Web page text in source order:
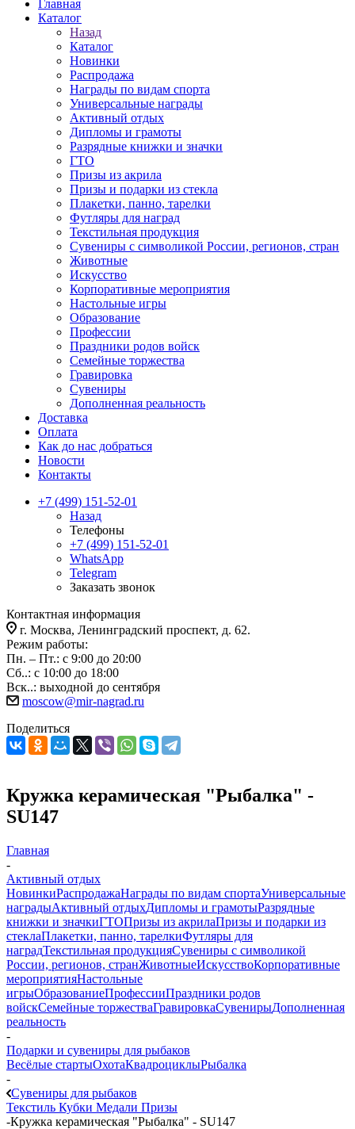
Главная
Каталог
Назад
Каталог
Новинки
Распродажа
Награды по видам спорта
Универсальные награды
Активный отдых
Дипломы и грамоты
Разрядные книжки и значки
ГТО
Призы из акрила
Призы и подарки из стекла
Плакетки, панно, тарелки
Футляры для наград
Текстильная продукция
Сувениры с символикой России, регионов, стран
Животные
Искусство
Корпоративные мероприятия
Настольные игры
Образование
Профессии
Праздники родов войск
Семейные торжества
Гравировка
Сувениры
Дополненная реальность
Доставка
Оплата
Как до нас добраться
Новости
Контакты
+7 (499) 151-52-01
Назад
Телефоны
+7 (499) 151-52-01
WhatsApp
Telegram
Заказать звонок
Контактная информация
г. Москва, Ленинградский проспект, д. 62.
Режим работы:
Пн. – Пт.: с 9:00 до 20:00
Сб..: с 10:00 до 18:00
Вск..: выходной до сентября
moscow@mir-nagrad.ru
Поделиться
Кружка керамическая "Рыбалка" -
SU147
Главная
-
Активный отдых
НовинкиРаспродажаНаграды по видам спортаУниверсальные
наградыАктивный отдыхДипломы и грамотыРазрядные
книжки и значкиГТОПризы из акрилаПризы и подарки из
стеклаПлакетки, панно, тарелкиФутляры для
наградТекстильная продукцияСувениры с символикой
России, регионов, странЖивотныеИскусствоКорпоративные
мероприятияНастольные
игрыОбразованиеПрофессииПраздники родов
войскСемейные торжестваГравировкаСувенирыДополненная
реальность
-
Подарки и сувениры для рыбаков
Весёлые стартыОхотаКвадроциклыРыбалка
-
Сувениры для рыбаков
Текстиль Кубки Медали Призы
-Кружка керамическая "Рыбалка" - SU147